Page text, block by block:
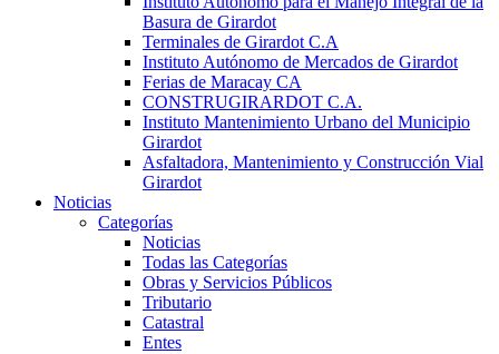
Basura de Girardot
Terminales de Girardot C.A
Instituto Autónomo de Mercados de Girardot
Ferias de Maracay CA
CONSTRUGIRARDOT C.A.
Instituto Mantenimiento Urbano del Municipio
Girardot
Asfaltadora, Mantenimiento y Construcción Vial
Girardot
Noticias
Categorías
Noticias
Todas las Categorías
Obras y Servicios Públicos
Tributario
Catastral
Entes